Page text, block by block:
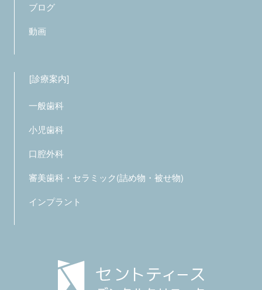
ブログ
動画
診療案内
一般歯科
小児歯科
口腔外科
審美歯科・セラミック(詰め物・被せ物)
インプラント